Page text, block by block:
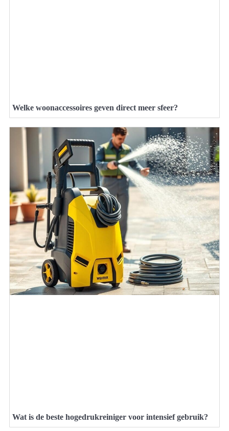
Welke woonaccessoires geven direct meer sfeer?
Wat is de beste hogedrukreiniger voor intensief gebruik?